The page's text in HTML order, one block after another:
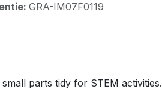
GRA-IM07F0119
parts tidy for STEM activities.